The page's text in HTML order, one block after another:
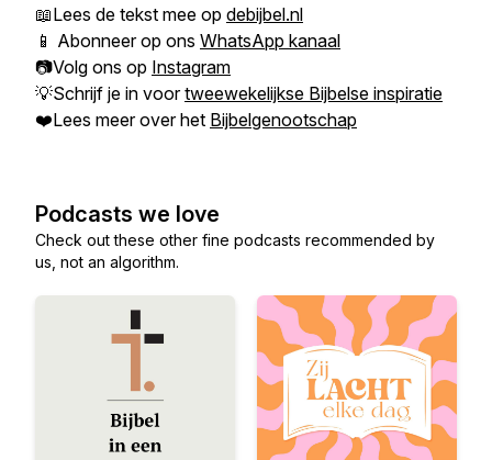
📖Lees de tekst mee op debijbel.nl
📱 Abonneer op ons WhatsApp kanaal
📷Volg ons op Instagram
💡Schrijf je in voortweewekelijkse Bijbelse inspiratie
❤️Lees meer over het Bijbelgenootschap
Podcasts we love
Check out these other fine podcasts recommended by
us, not an algorithm.